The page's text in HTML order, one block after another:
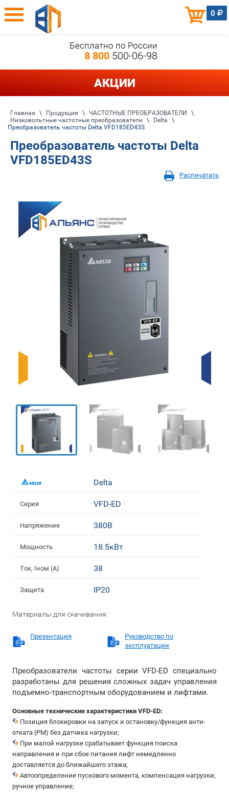
0
Бесплатно по России
8 800500-06-98
АКЦИИ
Главная \ Продукция \ ЧАСТОТНЫЕ ПРЕОБРАЗОВАТЕЛИ
\
Низковольтные частотные преобразователи
\ Delta
\
Преобразователь частоты Delta VFD185ED43S
Преобразователь частоты Delta
VFD185ED43S
Распечатать
Delta
Серия VFD-ED
Напряжение 380В
Мощность 18.5кВт
Ток, Iном (А) 38
Защита IP20
Материалы для скачивания:
Презентация
Руководство по
эксплуатации
Преобразователи частоты серии VFD-ED специально
разработаны для решения сложных задач управления
подъемно-транспортным оборудованием и лифтами.
Основные технические характеристики VFD-ED:
Позиция блокировки на запуск и остановку/функция анти-
отката (РМ) без датчика нагрузки;
При малой нагрузке срабатывает функция поиска
направления и при сбое питания лифт немедленно
доставляется до ближайшего этажа;
Автоопределение пускового момента, компенсация нагрузки,
ручное управление;